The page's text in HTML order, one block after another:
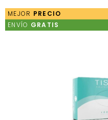
MEJOR PRECIO
ENVÍO GRATIS